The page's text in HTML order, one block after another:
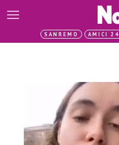
SANREMO AMICI 24